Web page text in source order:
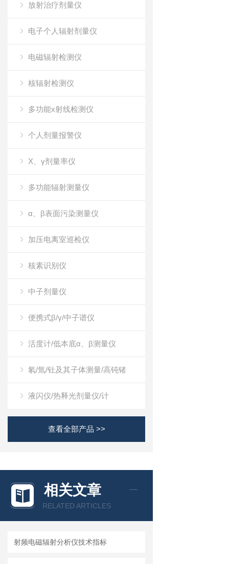
放射治疗剂量仪
电子个人辐射剂量仪
电磁辐射检测仪
核辐射检测仪
多功能x射线检测仪
个人剂量报警仪
X、γ剂量率仪
多功能辐射测量仪
α、β表面污染测量仪
加压电离室巡检仪
核素识别仪
中子剂量仪
便携式β/γ/中子谱仪
活度计/低本底α、β测量仪
氡/氚/钍及其子体测量/高钝锗
液闪仪/热释光剂量仪/计
查看全部产品 >>
相关文章
RELATED ARTICLES
射频电磁辐射分析仪技术指标